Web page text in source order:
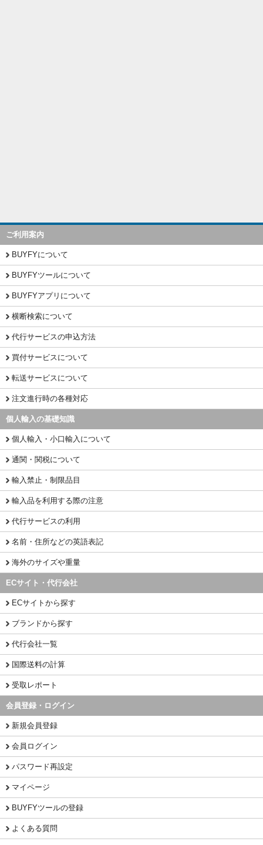
ご利用案内
BUYFYについて
BUYFYツールについて
BUYFYアプリについて
横断検索について
代行サービスの申込方法
買付サービスについて
転送サービスについて
注文進行時の各種対応
個人輸入の基礎知識
個人輸入・小口輸入について
通関・関税について
輸入禁止・制限品目
輸入品を利用する際の注意
代行サービスの利用
名前・住所などの英語表記
海外のサイズや重量
ECサイト・代行会社
ECサイトから探す
ブランドから探す
代行会社一覧
国際送料の計算
受取レポート
会員登録・ログイン
新規会員登録
会員ログイン
パスワード再設定
マイページ
BUYFYツールの登録
よくある質問